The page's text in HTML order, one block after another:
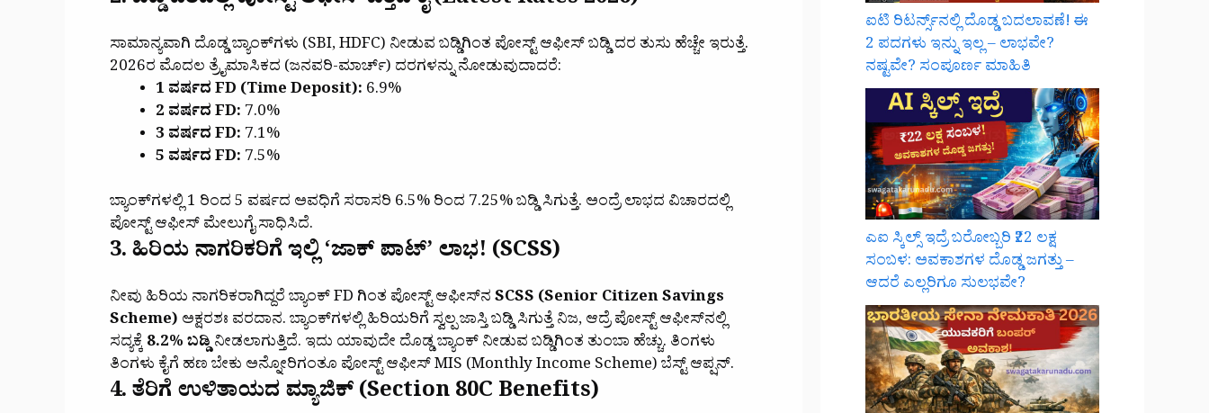
ಸಾಮಾನ್ಯವಾಗಿ ದೊಡ್ಡ ಬ್ಯಾಂಕ್‌ಗಳು (SBI, HDFC) ನೀಡುವ ಬಡ್ಡಿಗಿಂತ ಪೋಸ್ಟ್ ಆಫೀಸ್ ಬಡ್ಡಿ ದರ ತುಸು ಹೆಚ್ಚೇ ಇರುತ್ತೆ.
2026ರ ಮೊದಲ ತ್ರೈಮಾಸಿಕದ (ಜನವರಿ-ಮಾರ್ಚ್) ದರಗಳನ್ನು ನೋಡುವುದಾದರೆ:
1 ವರ್ಷದ FD (Time Deposit): 6.9%
2 ವರ್ಷದ FD: 7.0%
3 ವರ್ಷದ FD: 7.1%
5 ವರ್ಷದ FD: 7.5%
ಬ್ಯಾಂಕ್‌ಗಳಲ್ಲಿ 1 ರಿಂದ 5 ವರ್ಷದ ಅವಧಿಗೆ ಸರಾಸರಿ 6.5% ರಿಂದ 7.25% ಬಡ್ಡಿ ಸಿಗುತ್ತೆ. ಅಂದ್ರೆ ಲಾಭದ ವಿಚಾರದಲ್ಲಿ
ಪೋಸ್ಟ್ ಆಫೀಸ್ ಮೇಲುಗೈ ಸಾಧಿಸಿದೆ.
3. ಹಿರಿಯ ನಾಗರಿಕರಿಗೆ ಇಲ್ಲಿ ‘ಜಾಕ್ ಪಾಟ್’ ಲಾಭ! (SCSS)
ನೀವು ಹಿರಿಯ ನಾಗರಿಕರಾಗಿದ್ದರೆ ಬ್ಯಾಂಕ್ FD ಗಿಂತ ಪೋಸ್ಟ್ ಆಫೀಸ್‌ನSCSS (Senior Citizen Savings
Scheme) ಅಕ್ಷರಶಃ ವರದಾನ. ಬ್ಯಾಂಕ್‌ಗಳಲ್ಲಿ ಹಿರಿಯರಿಗೆ ಸ್ವಲ್ಪ ಜಾಸ್ತಿ ಬಡ್ಡಿ ಸಿಗುತ್ತೆ ನಿಜ, ಆದ್ರೆ ಪೋಸ್ಟ್ ಆಫೀಸ್‌ನಲ್ಲಿ
ಸದ್ಯಕ್ಕೆ8.2% ಬಡ್ಡಿನೀಡಲಾಗುತ್ತಿದೆ. ಇದು ಯಾವುದೇ ದೊಡ್ಡ ಬ್ಯಾಂಕ್ ನೀಡುವ ಬಡ್ಡಿಗಿಂತ ತುಂಬಾ ಹೆಚ್ಚು. ತಿಂಗಳು
ತಿಂಗಳು ಕೈಗೆ ಹಣ ಬೇಕು ಅನ್ನೋರಿಗಂತೂ ಪೋಸ್ಟ್ ಆಫೀಸ್ MIS (Monthly Income Scheme) ಬೆಸ್ಟ್ ಆಪ್ಷನ್.
4. ತೆರಿಗೆ ಉಳಿತಾಯದ ಮ್ಯಾಜಿಕ್ (Section 80C Benefits)
ಐಟಿ ರಿಟರ್ನ್ಸ್‌ನಲ್ಲಿ ದೊಡ್ಡ ಬದಲಾವಣೆ! ಈ
2 ಪದಗಳು ಇನ್ನು ಇಲ್ಲ – ಲಾಭವೇ?
ನಷ್ಟವೇ? ಸಂಪೂರ್ಣ ಮಾಹಿತಿ
ಎಐ ಸ್ಕಿಲ್ಸ್ ಇದ್ರೆ ಬರೋಬ್ಬರಿ ₹22 ಲಕ್ಷ
ಸಂಬಳ: ಅವಕಾಶಗಳ ದೊಡ್ಡ ಜಗತ್ತು –
ಆದರೆ ಎಲ್ಲರಿಗೂ ಸುಲಭವೇ?